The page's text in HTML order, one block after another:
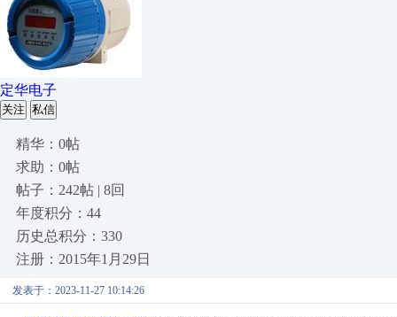
定华电子
关注 私信
精华：0帖
求助：0帖
帖子：242帖 | 8回
年度积分：44
历史总积分：330
注册：2015年1月29日
发表于：2023-11-27 10:14:26